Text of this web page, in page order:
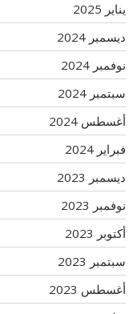
يناير 2025
ديسمبر 2024
نوفمبر 2024
سبتمبر 2024
أغسطس 2024
فبراير 2024
ديسمبر 2023
نوفمبر 2023
أكتوبر 2023
سبتمبر 2023
أغسطس 2023